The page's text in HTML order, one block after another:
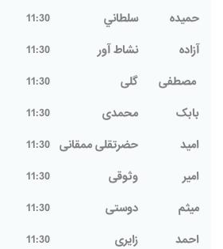
حميده
سلطاني
11:30
آزاده
نشاط آور
11:30
مصطفی
گلی
11:30
بابک
محمدی
11:30
امید
حضرتقلی ممقانی 11:30
امیر
وثوقی
11:30
میثم
دوستی
11:30
احمد
زایری
11:30